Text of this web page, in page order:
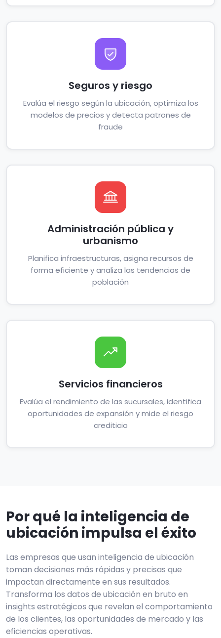
Seguros y riesgo
Evalúa el riesgo según la ubicación, optimiza los
modelos de precios y detecta patrones de
fraude
Administración pública y
urbanismo
Planifica infraestructuras, asigna recursos de
forma eficiente y analiza las tendencias de
población
Servicios financieros
Evalúa el rendimiento de las sucursales, identifica
oportunidades de expansión y mide el riesgo
crediticio
Por qué la inteligencia de
ubicación impulsa el éxito
Las empresas que usan inteligencia de ubicación
toman decisiones más rápidas y precisas que
impactan directamente en sus resultados.
Transforma los datos de ubicación en bruto en
insights estratégicos que revelan el comportamiento
de los clientes, las oportunidades de mercado y las
eficiencias operativas.